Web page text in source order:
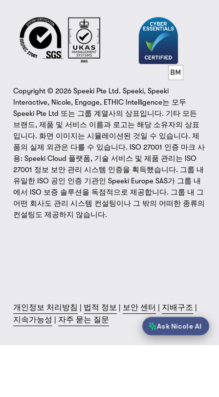
Copyright © 2026 Speeki Pte Ltd. Speeki, Speeki
Interactive, Nicole, Engage, ETHIC Intelligence는 모두
Speeki Pte Ltd 또는 그룹 계열사의 상표입니다. 기타 모든
브랜드, 제품 및 서비스 이름과 로고는 해당 소유자의 상표
입니다. 화면 이미지는 시뮬레이션된 것일 수 있습니다. 제
품의 실제 외관은 다를 수 있습니다. ISO 27001 인증 마크 사
용: Speeki Cloud 플랫폼, 기술 서비스 및 제품 관리는 ISO
27001 정보 보안 관리 시스템 인증을 획득했습니다. 그룹 내
유일한 ISO 공인 인증 기관인 Speeki Europe SAS가 그룹 내
에서 ISO 보증 솔루션을 독점적으로 제공합니다. 그룹 내 그
어떤 회사도 관리 시스템 컨설팅이나 그 밖의 어떠한 종류의
컨설팅도 제공하지 않습니다.
개인정보 처리방침 | 법적 정보 | 보안 센터 | 지배구조 |
지속가능성 | 자주 묻는 질문
Ask Nicole AI